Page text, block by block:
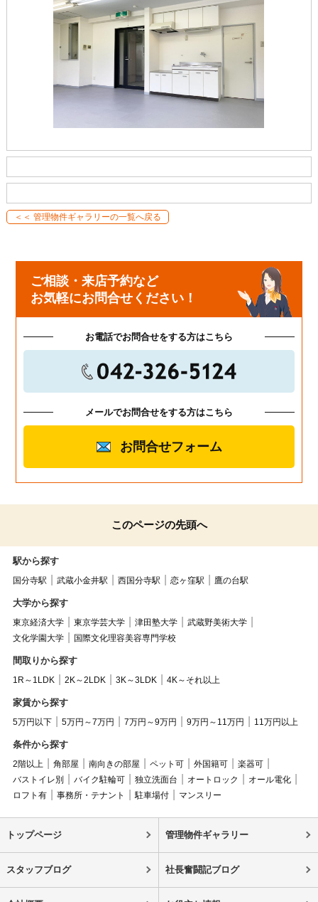
＜＜ 管理物件ギャラリーの一覧へ戻る
ご相談・来店予約など
お気軽にお問合せください！
お電話でお問合せをする方はこちら
メールでお問合せをする方はこちら
お問合せフォーム
このページの先頭へ
駅から探す
国分寺駅 武蔵小金井駅 西国分寺駅 恋ヶ窪駅 鷹の台駅
大学から探す
東京経済大学 東京学芸大学 津田塾大学
武蔵野美術大学
文化学園大学
国際文化理容美容専門学校
間取りから探す
1R～1LDK 2K～2LDK 3K～3LDK 4K～それ以上
家賃から探す
5万円以下 5万円～7万円 7万円～9万円 9万円～11万円 11万円以上
条件から探す
2階以上 角部屋 南向きの部屋 ペット可 外国籍可
楽器可
バストイレ別
バイク駐輪可 独立洗面台 オートロック
オール電化
ロフト有
事務所・テナント 駐車場付 マンスリー
トップページ 管理物件ギャラリー
スタッフブログ 社長奮闘記ブログ